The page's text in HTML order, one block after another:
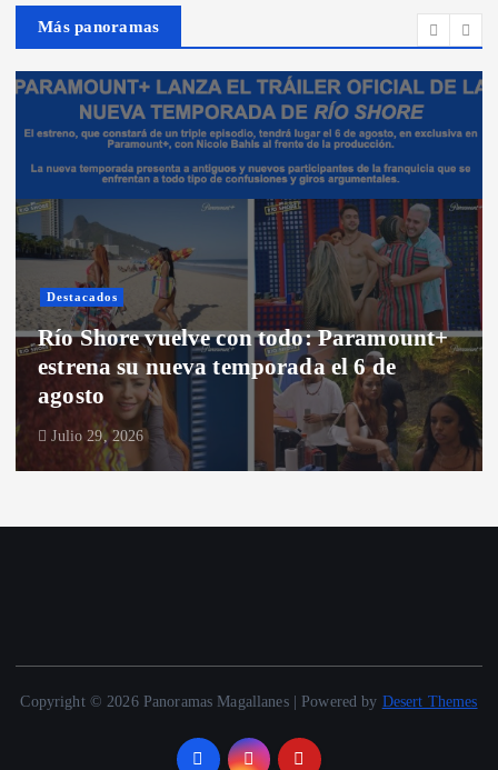
Más panoramas
Destacados Santiago
Anota este estreno: Dexter vuelve a
Nueva York en la segunda temporada de
“Dexter: Resurrection”
Julio 28, 2026
Copyright © 2026 Panoramas Magallanes | Powered by Desert Themes